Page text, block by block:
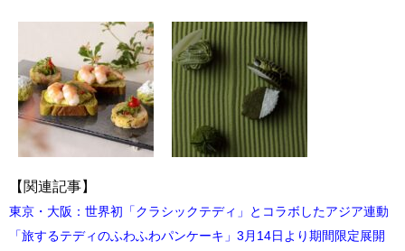
【関連記事】
東京・大阪：世界初「クラシックテディ」とコラボした​アジア連動
「旅するテディのふわふわパンケーキ」3月14日より期間限定展開